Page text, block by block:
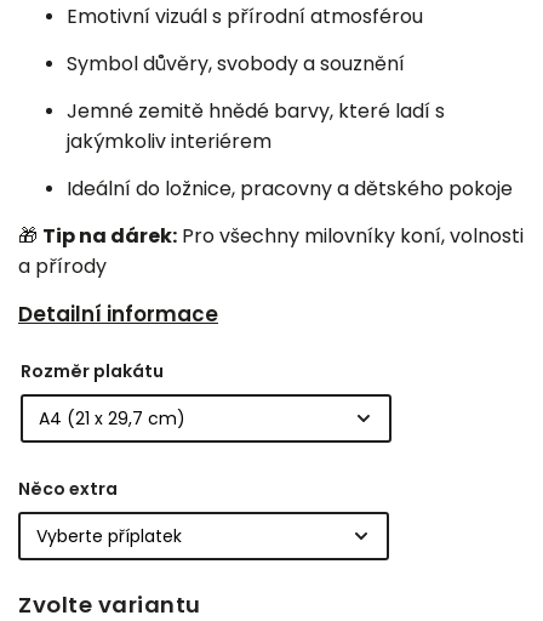
Emotivní vizuál s přírodní atmosférou
Symbol důvěry, svobody a souznění
Jemné zemitě hnědé barvy, které ladí s
jakýmkoliv interiérem
Ideální do ložnice, pracovny a dětského pokoje
🎁 Tip na dárek: Pro všechny milovníky koní, volnosti
a přírody
Detailní informace
Rozměr plakátu
Něco extra
Zvolte variantu